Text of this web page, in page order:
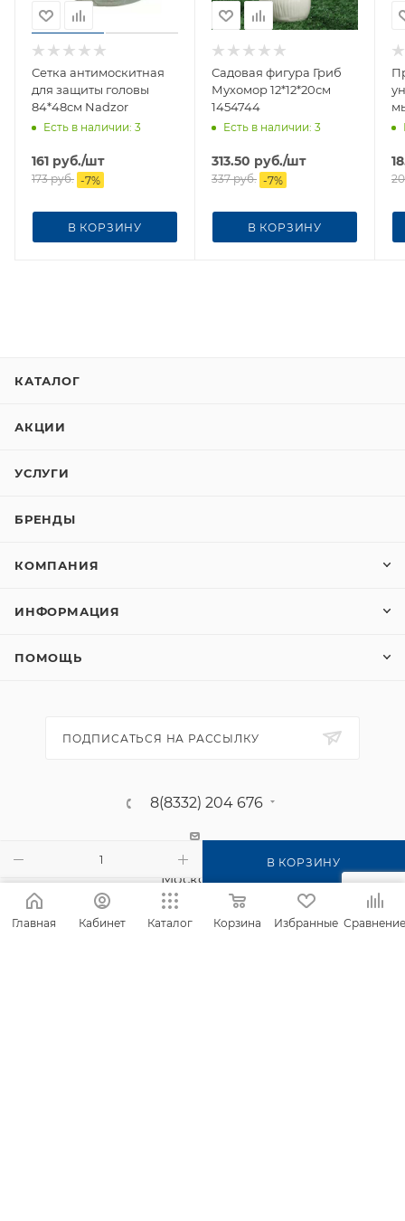
В КОРЗИНУ
Сетка антимоскитная
для защиты головы
84*48см Nadzor
Есть в наличии: 3
161 руб./шт
173руб. -7%
В КОРЗИНУ
Садовая фигура Гриб
Мухомор 12*12*20см
1454744
Есть в наличии: 3
313.50 руб./шт
337руб. -7%
В КОРЗИНУ
20
КАТАЛОГ
АКЦИИ
УСЛУГИ
БРЕНДЫ
КОМПАНИЯ
ИНФОРМАЦИЯ
ПОМОЩЬ
ПОДПИСАТЬСЯ НА РАССЫЛКУ
8(8332) 204 676
г. Киров, п. Садаковский, ул.
Московская, 2б
Главная Кабинет Каталог Корзина Избранные Сравнение